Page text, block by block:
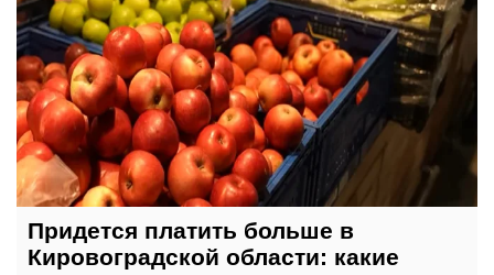
Придется платить больше в
Кировоградской области: какие